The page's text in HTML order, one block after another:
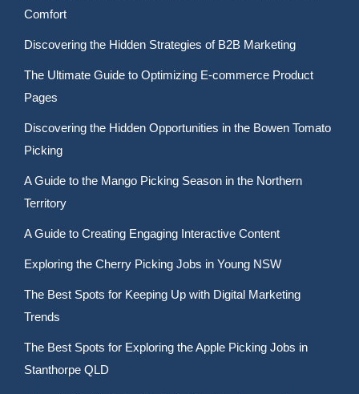
Comfort
Discovering the Hidden Strategies of B2B Marketing
The Ultimate Guide to Optimizing E-commerce Product
Pages
Discovering the Hidden Opportunities in the Bowen Tomato
Picking
A Guide to the Mango Picking Season in the Northern
Territory
A Guide to Creating Engaging Interactive Content
Exploring the Cherry Picking Jobs in Young NSW
The Best Spots for Keeping Up with Digital Marketing
Trends
The Best Spots for Exploring the Apple Picking Jobs in
Stanthorpe QLD